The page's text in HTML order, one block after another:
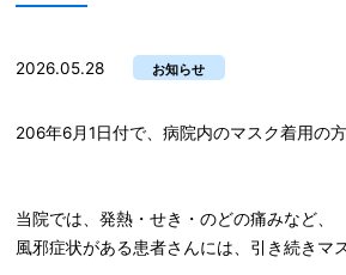
2026.05.28 お知らせ
206年6月1日付で、病院内のマスク着用の
当院では、発熱・せき・のどの痛みなど、
風邪症状がある患者さんには、引き続きマ